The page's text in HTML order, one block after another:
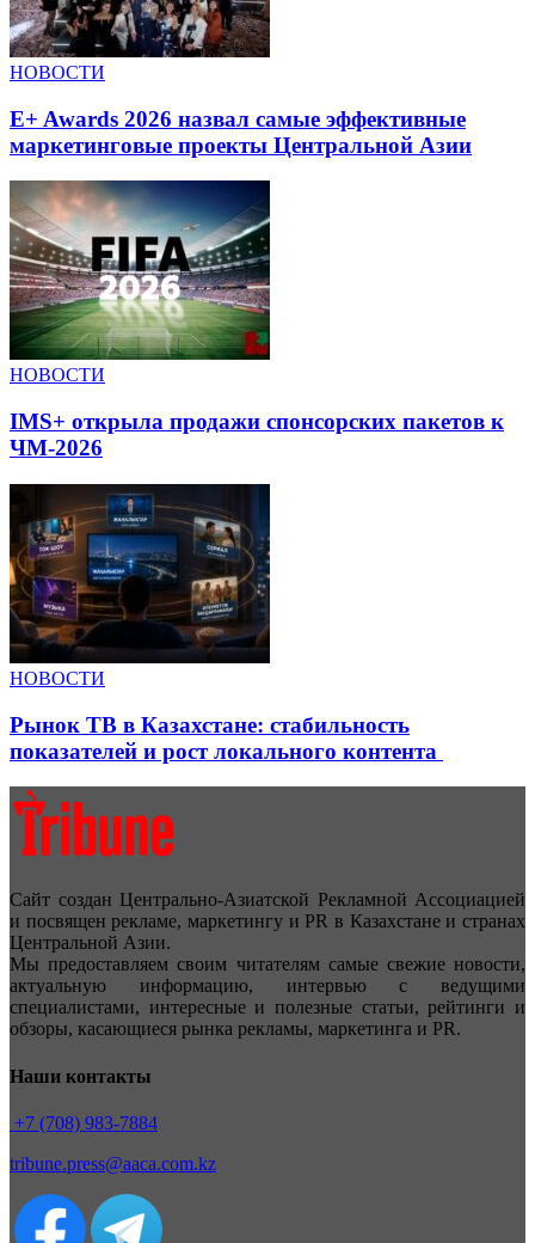
НОВОСТИ
E+ Awards 2026 назвал самые эффективные
маркетинговые проекты Центральной Азии
НОВОСТИ
IMS+ открыла продажи спонсорских пакетов к
ЧМ-2026
НОВОСТИ
Рынок ТВ в Казахстане: стабильность
показателей и рост локального контента
Сайт создан Центрально-Азиатской Рекламной Ассоциацией
и посвящен рекламе, маркетингу и PR в Казахстане и странах
Центральной Азии.
Мы предоставляем своим читателям самые свежие новости,
актуальную информацию, интервью с ведущими
специалистами, интересные и полезные статьи, рейтинги и
обзоры, касающиеся рынка рекламы, маркетинга и PR.
Наши контакты
+7 (708) 983-7884
tribune.press@aaca.com.kz